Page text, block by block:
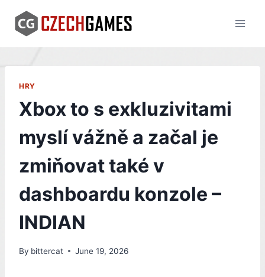
content
HRY
Xbox to s exkluzivitami
myslí vážně a začal je
zmiňovat také v
dashboardu konzole –
INDIAN
By bittercat June 19, 2026